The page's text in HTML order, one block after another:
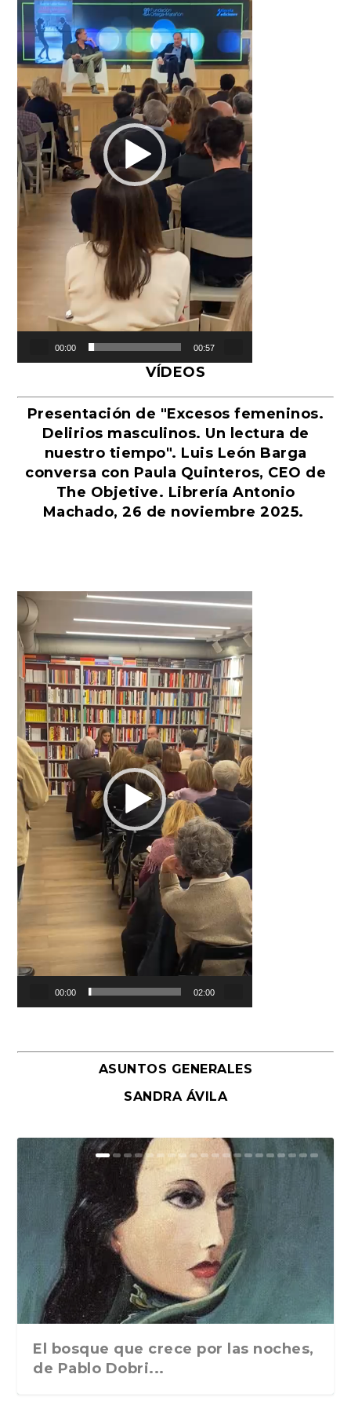
00:00 00:57
VÍDEOS
Presentación de "Excesos femeninos.
Delirios masculinos. Un lectura de
nuestro tiempo". Luis León Barga
conversa con Paula Quinteros, CEO de
The Objetive. Librería Antonio
Machado, 26 de noviembre 2025.
Reproductor
de
vídeo
00:00 02:00
ASUNTOS GENERALES
SANDRA ÁVILA
El bosque que crece por las noches,
de Pablo Dobri...